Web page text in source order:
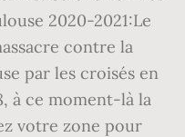
2020-2021:Le
contre la
par les croisés en
à ce moment-là la
votre zone pour